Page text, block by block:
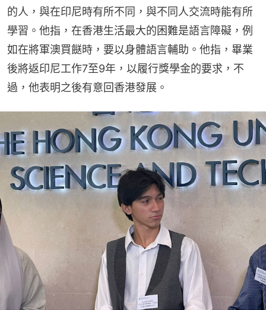
的人，與在印尼時有所不同，與不同人交流時能有所
學習。他指，在香港生活最大的困難是語言障礙，例
如在將軍澳買餸時，要以身體語言輔助。他指，畢業
後將返印尼工作7至9年，以履行獎學金的要求，不
過，他表明之後有意回香港發展。